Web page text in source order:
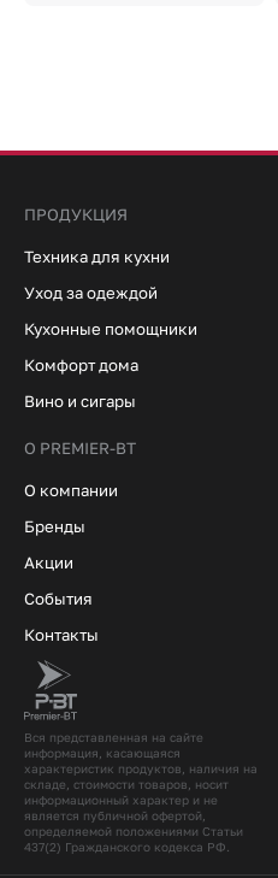
Вся представленная на сайте
информация, касающаяся
характеристик продуктов, наличия на
складе, стоимости товаров, носит
информационный характер и не
является публичной офертой,
определяемой положениями Статьи
437(2) Гражданского кодекcа РФ.
ПРОДУКЦИЯ
Техника для кухни
Уход за одеждой
Кухонные помощники
Комфорт дома
Вино и сигары
О PREMIER-BT
О компании
Бренды
Акции
События
Контакты